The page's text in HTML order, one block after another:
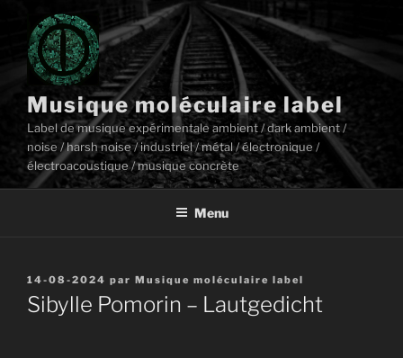
contenu
principal
Musique moléculaire label
Label de musique expérimentale ambient / dark ambient /
noise / harsh noise / industriel / métal / électronique /
électroacoustique / musique concrète
Menu
Publié
le
14-08-2024 par Musique moléculaire label
Sibylle Pomorin – Lautgedicht